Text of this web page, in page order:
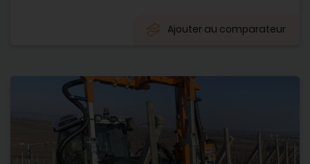
Ajouter au comparateur